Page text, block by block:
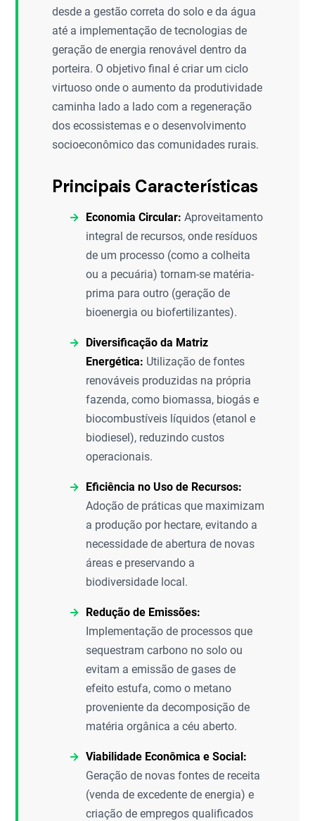
desde a gestão correta do solo e da água
até a implementação de tecnologias de
geração de energia renovável dentro da
porteira. O objetivo final é criar um ciclo
virtuoso onde o aumento da produtividade
caminha lado a lado com a regeneração
dos ecossistemas e o desenvolvimento
socioeconômico das comunidades rurais.
Principais Características
Economia Circular: Aproveitamento
integral de recursos, onde resíduos
de um processo (como a colheita
ou a pecuária) tornam-se matéria-
prima para outro (geração de
bioenergia ou biofertilizantes).
Diversificação da Matriz
Energética: Utilização de fontes
renováveis produzidas na própria
fazenda, como biomassa, biogás e
biocombustíveis líquidos (etanol e
biodiesel), reduzindo custos
operacionais.
Eficiência no Uso de Recursos:
Adoção de práticas que maximizam
a produção por hectare, evitando a
necessidade de abertura de novas
áreas e preservando a
biodiversidade local.
Redução de Emissões:
Implementação de processos que
sequestram carbono no solo ou
evitam a emissão de gases de
efeito estufa, como o metano
proveniente da decomposição de
matéria orgânica a céu aberto.
Viabilidade Econômica e Social:
Geração de novas fontes de receita
(venda de excedente de energia) e
criação de empregos qualificados